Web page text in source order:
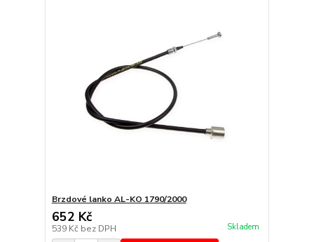
Brzdové lanko AL-KO 1790/2000
652 Kč
539 Kč bez DPH Skladem